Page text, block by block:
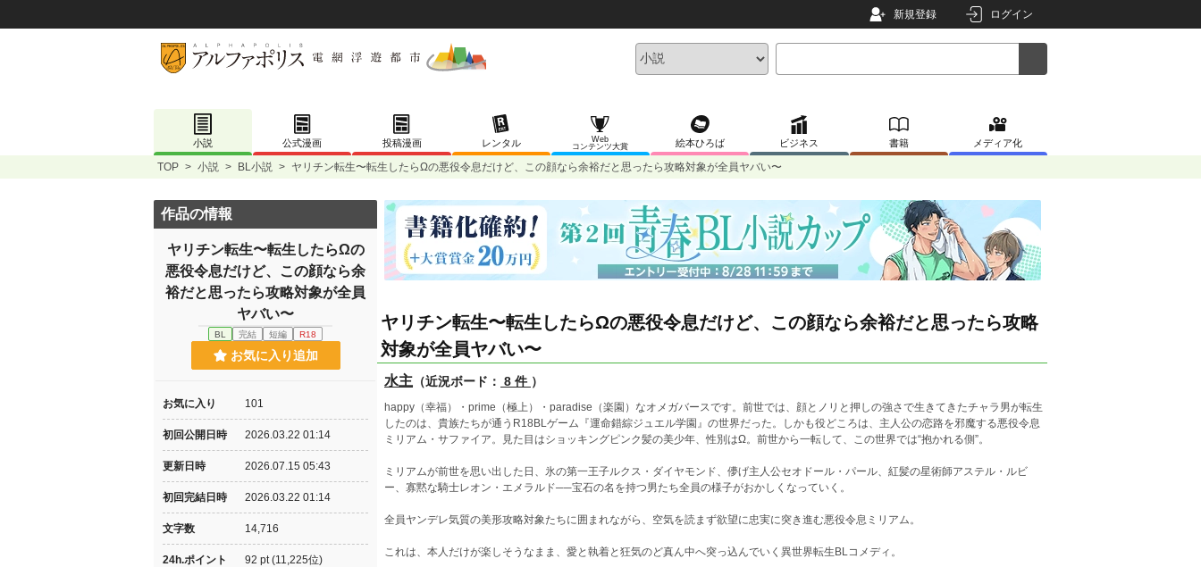
新規登録 ログイン
小説 公式漫画 投稿漫画 レンタル
Web
コンテンツ大賞
絵本ひろば ビジネス 書籍 メディア化
TOP > 小説 > BL小説 > ヤリチン転生〜転生したらΩの悪役令息だけど、この顔なら余裕だと思ったら攻略対象が全員ヤバい〜
ヤリチン転生〜転生したらΩの悪役令息だけど、この顔なら余裕だと思ったら攻略
対象が全員ヤバい〜
水主 （近況ボード： 8 件 ）
happy（幸福）・prime（極上）・paradise（楽園）なオメガバースです。前世では、顔とノリと押しの強さで生きてきたチャラ男が転生
したのは、貴族たちが通うR18BLゲーム『運命錯綜ジュエル学園』の世界だった。しかも役どころは、主人公の恋路を邪魔する悪役令息
ミリアム・サファイア。見た目はショッキングピンク髪の美少年、性別はΩ。前世から一転して、この世界では“抱かれる側”。
ミリアムが前世を思い出した日、氷の第一王子ルクス・ダイヤモンド、儚げ主人公セオドール・パール、紅髪の星術師アステル・ルビ
ー、寡黙な騎士レオン・エメラルド──宝石の名を持つ男たち全員の様子がおかしくなっていく。
全員ヤンデレ気質の美形攻略対象たちに囲まれながら、空気を読まず欲望に忠実に突き進む悪役令息ミリアム。
これは、本人だけが楽しそうなまま、愛と執着と狂気のど真ん中へ突っ込んでいく異世界転生BLコメディ。
作品の情報
ヤリチン転生〜転生したらΩの
悪役令息だけど、この顔なら余
裕だと思ったら攻略対象が全員
ヤバい〜
BL 完結 短編 R18
お気に入り追加
お気に入り 101
初回公開日時 2026.03.22 01:14
更新日時 2026.07.15 05:43
初回完結日時 2026.03.22 01:14
文字数 14,716
24h.ポイント 92 pt (11,225位)